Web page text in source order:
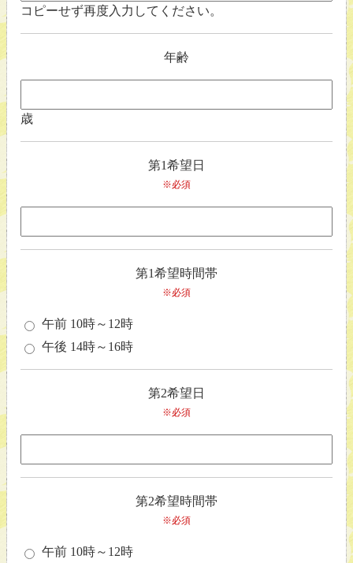
コピーせず再度入力してください。
年齢
歳
第1希望日
※必須
第1希望時間帯
※必須
午前 10時～12時
午後 14時～16時
第2希望日
※必須
第2希望時間帯
※必須
午前 10時～12時